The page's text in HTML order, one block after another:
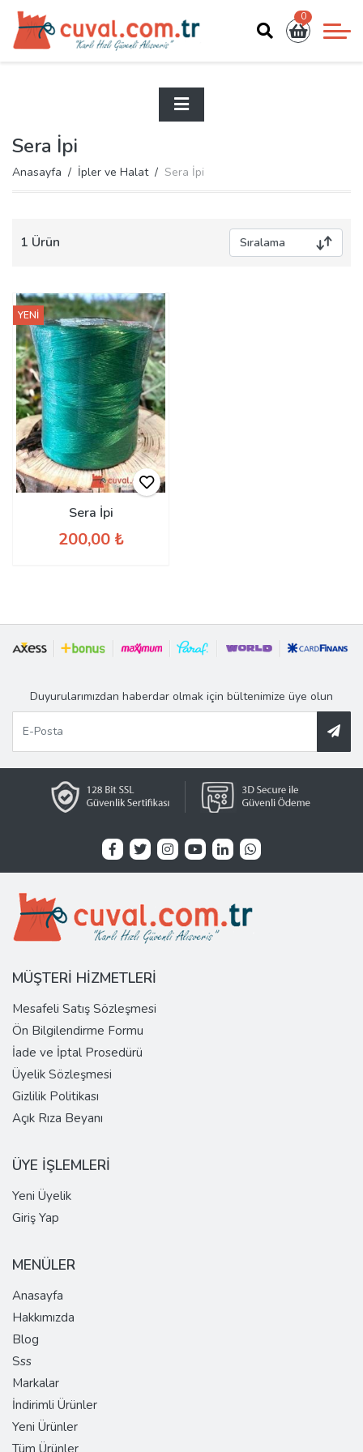
0
Sera İpi
Anasayfa İpler ve Halat Sera İpi
1 Ürün
Sera İpi
200,00 ₺
YENİ
Duyurularımızdan haberdar olmak için bültenimize üye olun
MÜŞTERİ HİZMETLERİ
Mesafeli Satış Sözleşmesi
Ön Bilgilendirme Formu
İade ve İptal Prosedürü
Üyelik Sözleşmesi
Gizlilik Politikası
Açık Rıza Beyanı
ÜYE İŞLEMLERİ
Yeni Üyelik
Giriş Yap
MENÜLER
Anasayfa
Hakkımızda
Blog
Sss
Markalar
İndirimli Ürünler
Yeni Ürünler
Tüm Ürünler